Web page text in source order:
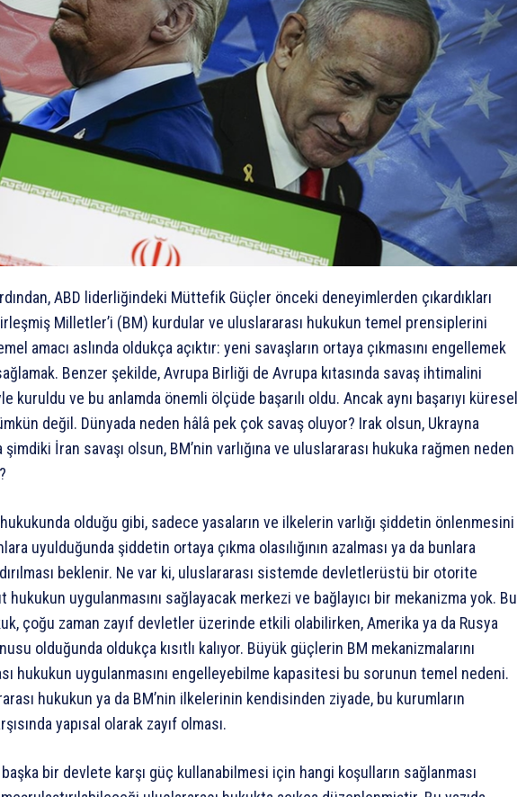
ABD liderliğindeki Müttefik Güçler önceki deneyimlerden çıkardıkları
Milletler’i (BM) kurdular ve uluslararası hukukun temel prensiplerini
amacı aslında oldukça açıktır: yeni savaşların ortaya çıkmasını engellemek
Benzer şekilde, Avrupa Birliği de Avrupa kıtasında savaş ihtimalini
kuruldu ve bu anlamda önemli ölçüde başarılı oldu. Ancak aynı başarıyı küresel
değil. Dünyada neden hâlâ pek çok savaş oluyor? Irak olsun, Ukrayna
İran savaşı olsun, BM’nin varlığına ve uluslararası hukuka rağmen neden
olduğu gibi, sadece yasaların ve ilkelerin varlığı şiddetin önlenmesini
uyulduğunda şiddetin ortaya çıkma olasılığının azalması ya da bunlara
beklenir. Ne var ki, uluslararası sistemde devletlerüstü bir otorite
hukukun uygulanmasını sağlayacak merkezi ve bağlayıcı bir mekanizma yok. Bu
çoğu zaman zayıf devletler üzerinde etkili olabilirken, Amerika ya da Rusya
olduğunda oldukça kısıtlı kalıyor. Büyük güçlerin BM mekanizmalarını
hukukun uygulanmasını engelleyebilme kapasitesi bu sorunun temel nedeni.
hukukun ya da BM’nin ilkelerinin kendisinden ziyade, bu kurumların
yapısal olarak zayıf olması.
bir devlete karşı güç kullanabilmesi için hangi koşulların sağlanması